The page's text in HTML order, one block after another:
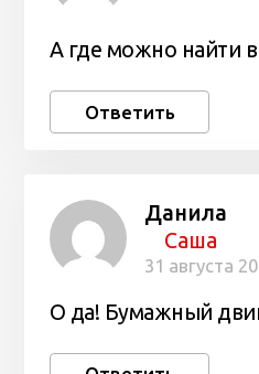
А где можно найти
Ответить
Данила
Саша
31 августа
О да! Бумажный